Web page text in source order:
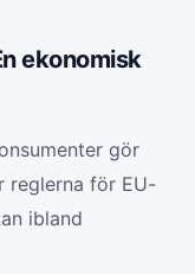
ekonomisk
gör
reglerna för EU-
ibland